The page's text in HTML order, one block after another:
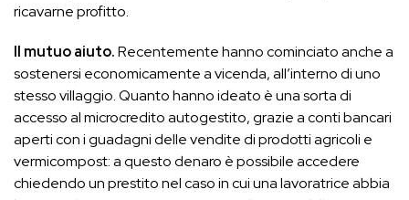
ricavarne profitto.
Il mutuo aiuto.Recentemente hanno cominciato anche a
sostenersi economicamente a vicenda, all’interno di uno
stesso villaggio. Quanto hanno ideato è una sorta di
accesso al microcredito autogestito, grazie a conti bancari
aperti con i guadagni delle vendite di prodotti agricoli e
vermicompost: a questo denaro è possibile accedere
chiedendo un prestito nel caso in cui una lavoratrice abbia